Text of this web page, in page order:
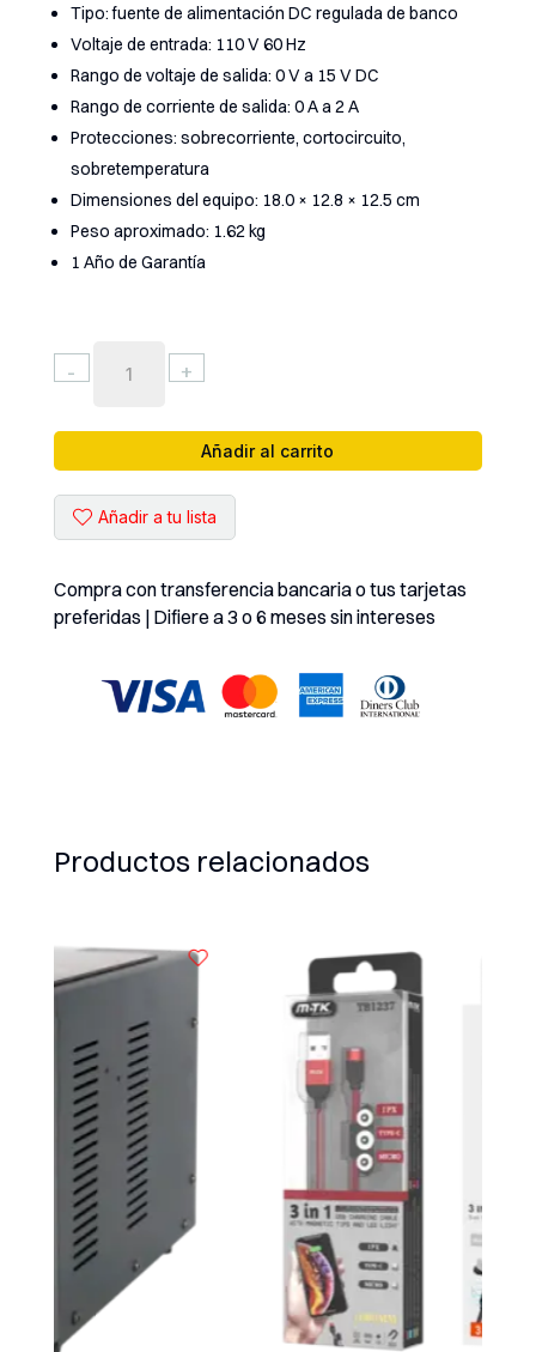
Tipo: fuente de alimentación DC regulada de banco
Voltaje de entrada: 110 V 60 Hz
Rango de voltaje de salida: 0 V a 15 V DC
Rango de corriente de salida: 0 A a 2 A
Protecciones: sobrecorriente, cortocircuito,
sobretemperatura
Dimensiones del equipo: 18.0 × 12.8 × 12.5 cm
Peso aproximado: 1.62 kg
1 Año de Garantía
-
YIHUA
1502DD+
)
cantidad
+
Añadir al carrito
Añadir a tu lista
Compra con transferencia bancaria o tus tarjetas
preferidas | Difiere a 3 o 6 meses sin intereses
Productos relacionados